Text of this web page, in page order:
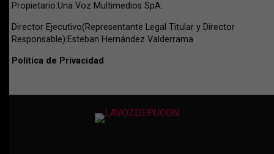
Propietario:Una Voz Multimedios SpA.
Director Ejecutivo(Representante Legal Titular y Director
Responsable):Esteban Hernández Valderrama
Politica de Privacidad